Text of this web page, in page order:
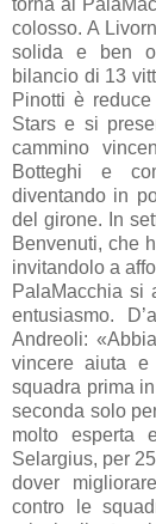
colosso. A
solida e ben
bilancio di 13
Pinotti è
Stars e si
cammino
Botteghi e
diventando in
del girone. In
Benvenuti, che
invitandolo a
PalaMacchia si
entusiasmo.
Andreoli:
vincere aiuta e
squadra prima
seconda solo
molto esperta
Selargius, per
dover
contro le